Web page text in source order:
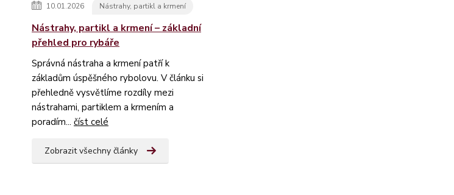
10.01.2026 Nástrahy, partikl a krmení
Nástrahy, partikl a krmení – základní
přehled pro rybáře
Správná nástraha a krmení patří k
základům úspěšného rybolovu. V článku si
přehledně vysvětlíme rozdíly mezi
nástrahami, partiklem a krmením a
poradím... číst celé
Zobrazit všechny články